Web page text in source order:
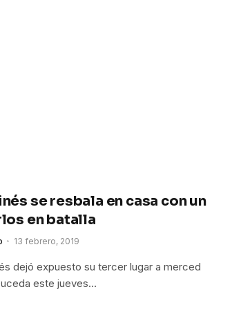
se resbala en casa con un
en batalla
13 febrero, 2019
dejó expuesto su tercer lugar a merced
este jueves…